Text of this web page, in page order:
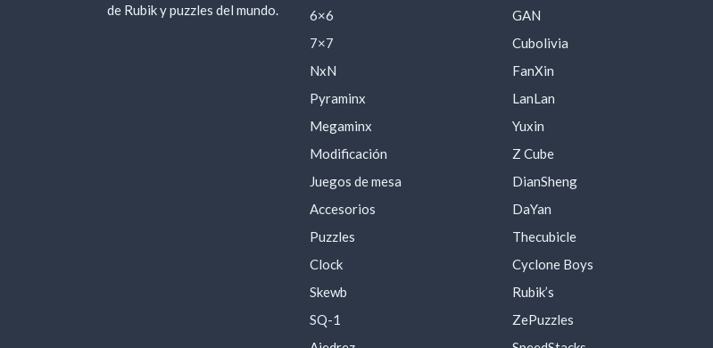
de Rubik y puzzles del mundo.
6×6
7×7
NxN
Pyraminx
Megaminx
Modificación
Juegos de mesa
Accesorios
Puzzles
Clock
Skewb
SQ-1
GAN
Cubolivia
FanXin
LanLan
Yuxin
Z Cube
DianSheng
DaYan
Thecubicle
Cyclone Boys
Rubik’s
ZePuzzles